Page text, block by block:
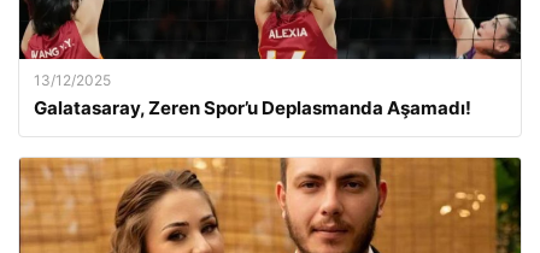
13/12/2025
Galatasaray, Zeren Spor’u Deplasmanda Aşamadı!